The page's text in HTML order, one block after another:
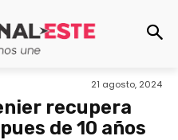
21 agosto, 2024
recupera
de 10 años